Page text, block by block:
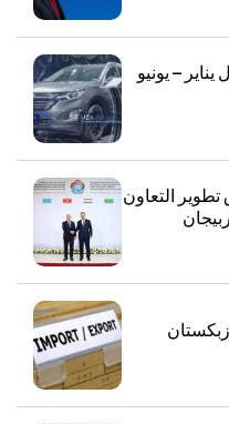
سيارة خلال يناير – يونيو
التعاون